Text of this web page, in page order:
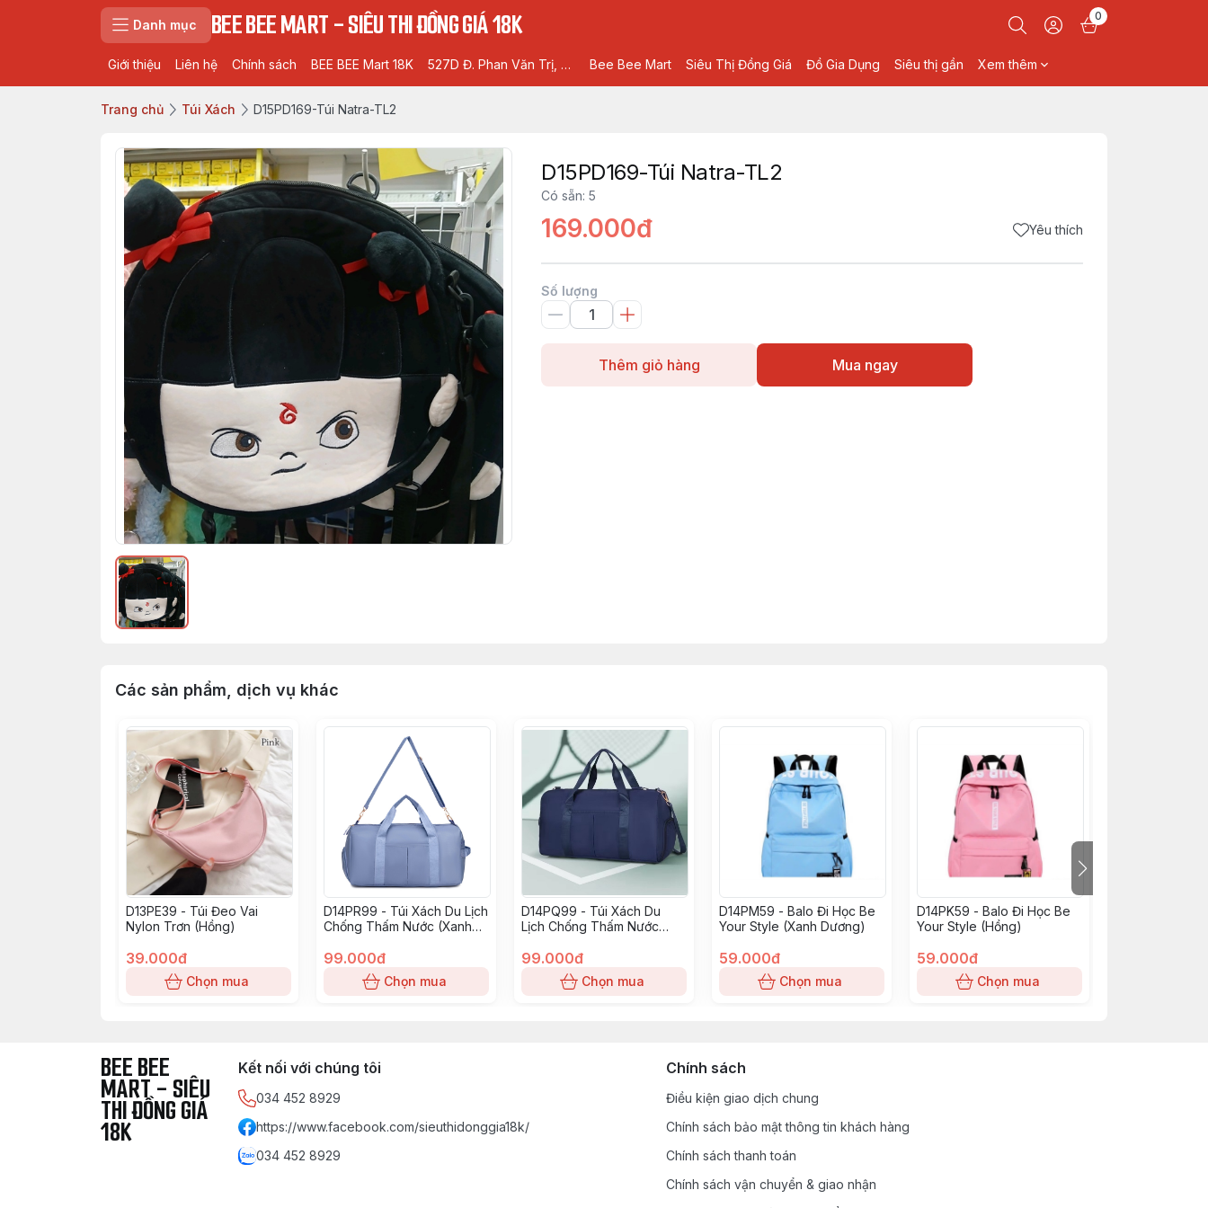
Danh mục BEE BEE MART - SIÊU THI ĐỒNG GIÁ 18K 0
Giới thiệu Liên hệ Chính sách BEE BEE Mart 18K 527D Đ. Phan Văn Trị, Phường 5, Gò Vấp, Hồ Chí Minh Bee Bee Mart Siêu Thị Đồng Giá Đồ Gia Dụng Siêu thị gần Xem thêm
Trang chủ Túi Xách D15PD169-Túi Natra-TL2
D15PD169-Túi Natra-TL2
Có sẵn: 5
169.000đ Yêu thích
Số lượng
Thêm giỏ hàng Mua ngay
Các sản phẩm, dịch vụ khác
D13PE39 - Túi Đeo Vai
Nylon Trơn (Hồng)
39.000đ
Chọn mua
D14PR99 - Túi Xách Du Lịch
Chống Thấm Nước (Xanh
99.000đ
Chọn mua
D14PQ99 - Túi Xách Du
Lịch Chống Thấm Nước
99.000đ
Chọn mua
D14PM59 - Balo Đi Học Be
Your Style (Xanh Dương)
59.000đ
Chọn mua
D14PK59 - Balo Đi Học Be
Your Style (Hồng)
59.000đ
Chọn mua
BEE BEE
MART - SIÊU
THI ĐỒNG GIÁ
18K
Kết nối với chúng tôi
034 452 8929
https://www.facebook.com/sieuthidonggia18k/
034 452 8929
Chính sách
Điều kiện giao dịch chung
Chính sách bảo mật thông tin khách hàng
Chính sách thanh toán
Chính sách vận chuyển & giao nhận